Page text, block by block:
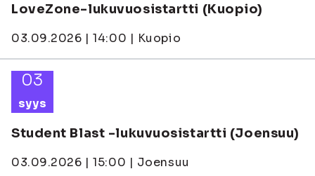
LoveZone-lukuvuosistartti (Kuopio)
03.09.2026 | 14:00 | Kuopio
03
syys
Student Blast -lukuvuosistartti (Joensuu)
03.09.2026 | 15:00 | Joensuu